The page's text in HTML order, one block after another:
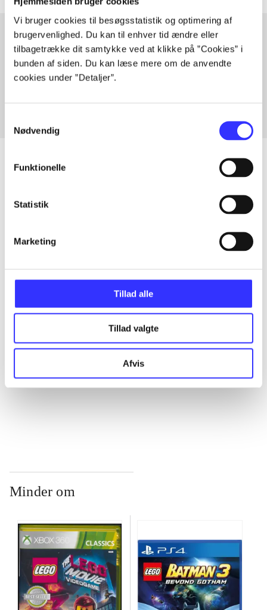
Vi bruger cookies til besøgsstatistik og optimering af
brugervenlighed. Du kan til enhver tid ændre eller
tilbagetrække dit samtykke ved at klikke på ”Cookies” i
bunden af siden. Du kan læse mere om de anvendte
cookies under ”Detaljer”.
Nødvendig
Funktionelle
Statistik
Marketing
Tillad alle
Tillad valgte
Afvis
Artikler med samme emner
Fra
...
Minder om